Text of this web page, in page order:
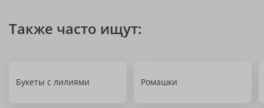
Также часто ищут:
Букеты с лилиями Ромашки